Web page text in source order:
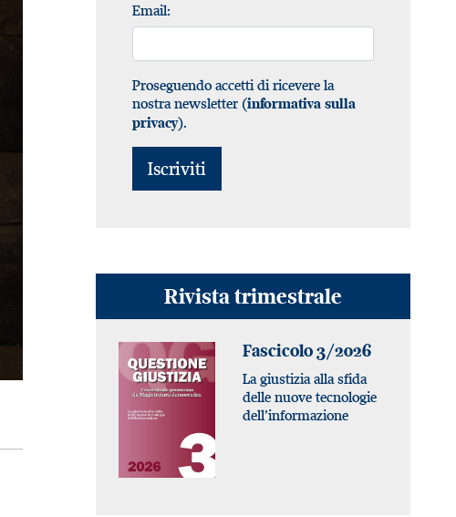
Email:
Proseguendo accetti di ricevere la
nostra newsletter (informativa sulla
privacy).
Rivista trimestrale
Fascicolo 3/2026
La giustizia alla sfida
delle nuove tecnologie
dell’informazione